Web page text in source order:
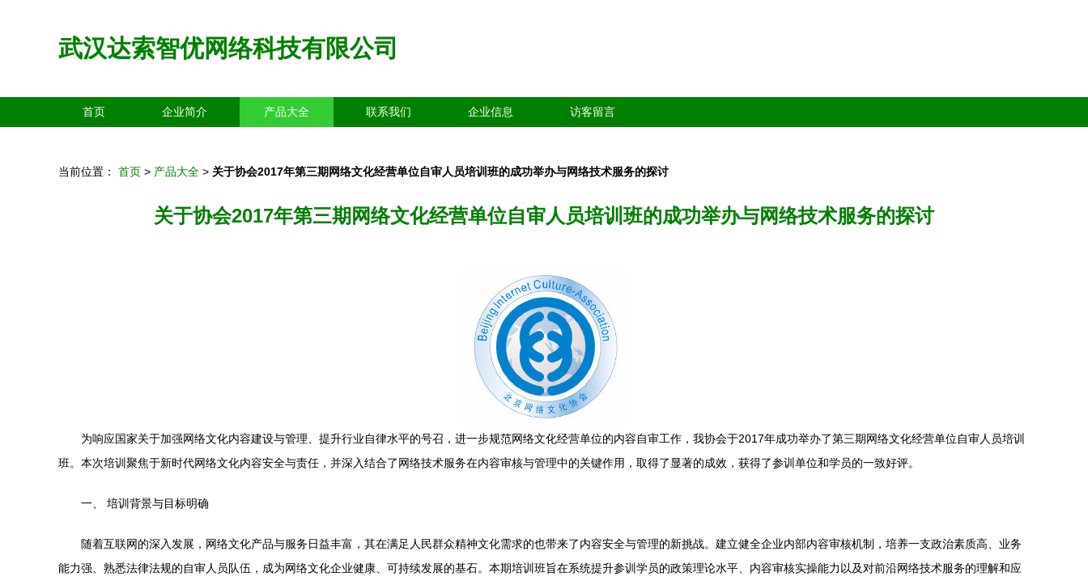
武汉达索智优网络科技有限公司
首页 企业简介 产品大全 联系我们 企业信息 访客留言
当前位置： 首页 > 产品大全 > 关于协会2017年第三期网络文化经营单位自审人员培训班的成功举办与网络技术服务的探讨
关于协会2017年第三期网络文化经营单位自审人员培训班的成功举办与网络技术服务的探讨
为响应国家关于加强网络文化内容建设与管理、提升行业自律水平的号召，进一步规范网络文化经营单位的内容自审工作，我协会于2017年成功举办了第三期网络文化经营单位自审人员培训
班。本次培训聚焦于新时代网络文化内容安全与责任，并深入结合了网络技术服务在内容审核与管理中的关键作用，取得了显著的成效，获得了参训单位和学员的一致好评。
一、 培训背景与目标明确
随着互联网的深入发展，网络文化产品与服务日益丰富，其在满足人民群众精神文化需求的也带来了内容安全与管理的新挑战。建立健全企业内部内容审核机制，培养一支政治素质高、业务
能力强、熟悉法律法规的自审人员队伍，成为网络文化企业健康、可持续发展的基石。本期培训班旨在系统提升参训学员的政策理论水平、内容审核实操能力以及对前沿网络技术服务的理解和应